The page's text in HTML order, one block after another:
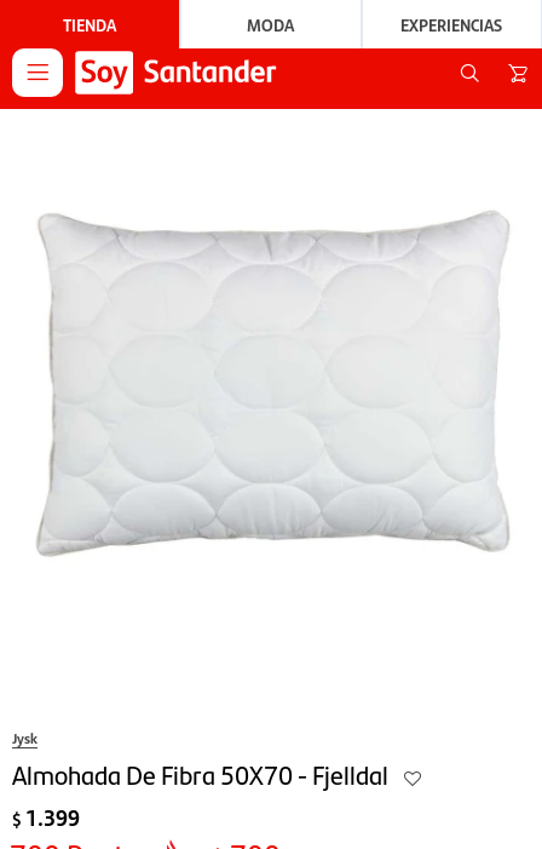
TIENDA MODA EXPERIENCIAS

Jysk
Almohada De Fibra 50X70 - Fjelldal
$ 1.399